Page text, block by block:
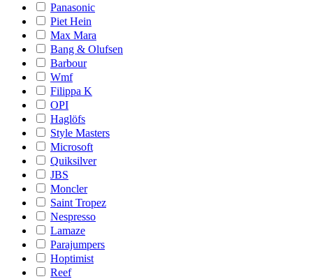
Panasonic
Piet Hein
Max Mara
Bang & Olufsen
Barbour
Wmf
Filippa K
OPI
Haglöfs
Style Masters
Microsoft
Quiksilver
JBS
Moncler
Saint Tropez
Nespresso
Lamaze
Parajumpers
Hoptimist
Reef